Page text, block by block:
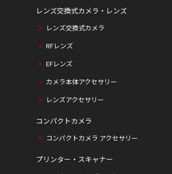
レンズ交換式カメラ・レンズ
レンズ交換式カメラ
RFレンズ
EFレンズ
カメラ本体アクセサリー
レンズアクセサリー
コンパクトカメラ
コンパクトカメラ アクセサリー
プリンター・スキャナー